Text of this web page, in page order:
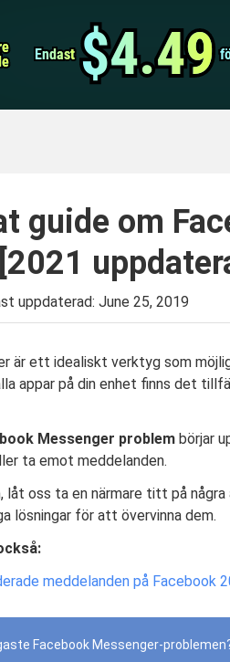
Endast
Endast $4.49
$4.49
guide om
uppdaterad: June 25, 2019
är ett idealiskt verktyg som
appar på din enhet finns det
Messenger problem börjar
ta emot meddelanden.
låt oss ta en närmare titt på några
lösningar för att övervinna dem.
meddelanden på Facebook
Facebook Messenger-